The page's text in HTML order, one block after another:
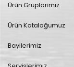
Ürün Gruplarımız
Ürün Kataloğumuz
Bayilerimiz